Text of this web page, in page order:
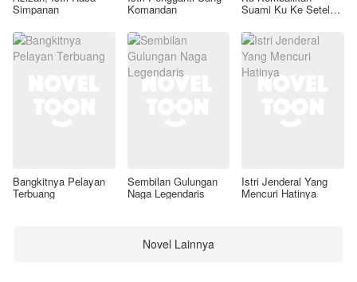
Simpanan Komandan Suami Ku Ke Setelan
Bangkitnya Pelayan
Terbuang
Sembilan Gulungan
Naga Legendaris
Istri Jenderal Yang
Mencuri Hatinya
Novel Lainnya